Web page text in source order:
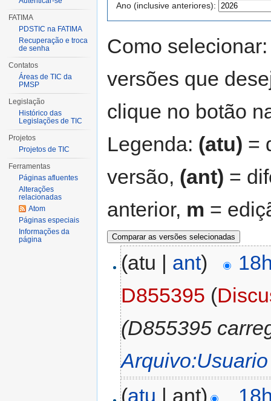
Ano (inclusive anteriores):
Como
versões que
clique no botão
Legenda: (atu) =
versão, (ant) =
anterior, m =
(atu | ant)
D855395 (
(D855395
(atu | ant)
FATIMA
PDSTIC na FATIMA
Recuperação e troca
de senha
Contatos
Áreas de TIC da
PMSP
Legislação
Histórico das
Legislações de TIC
Projetos
Projetos de TIC
Ferramentas
Páginas afluentes
Alterações
relacionadas
Atom
Páginas especiais
Informações da
página